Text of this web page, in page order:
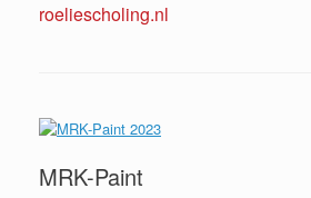
roeliescholing.nl
MRK-Paint